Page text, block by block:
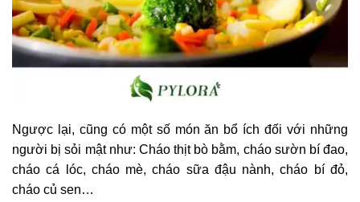
Ngược lại, cũng có một số món ăn bổ ích đối với những
người bị sỏi mật như: Cháo thịt bò bằm, cháo sườn bí đao,
cháo cá lóc, cháo mè, cháo sữa đậu nành, cháo bí đỏ,
cháo củ sen…